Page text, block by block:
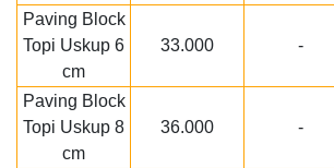
Paving Block
Topi Uskup 6
cm
33.000 -
Paving Block
Topi Uskup 8
cm
36.000 -